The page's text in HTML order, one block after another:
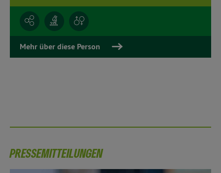
Mehr über diese Person
PRESSEMITTEILUNGEN